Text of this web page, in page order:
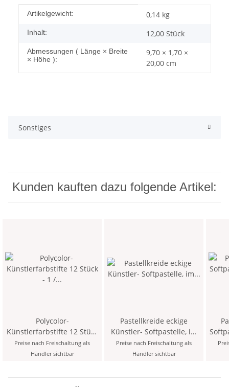
Produkteigenschaft
Wert
Artikelgewicht: 0,14 kg
Inhalt: 12,00 Stück
Abmessungen ( Länge × Breite
× Höhe ):
9,70 × 1,70 ×
20,00 cm
Sonstiges
Kunden kauften dazu folgende Artikel:
Polycolor-
Künstlerfarbstifte 12 Stück
- 1 / Titanium White -
Preise nach Freischaltung als
Händler sichtbar
Pastellkreide eckige
Künstler- Softpastelle, im
12er Pack
Preise nach Freischaltung als
Händler sichtbar
-